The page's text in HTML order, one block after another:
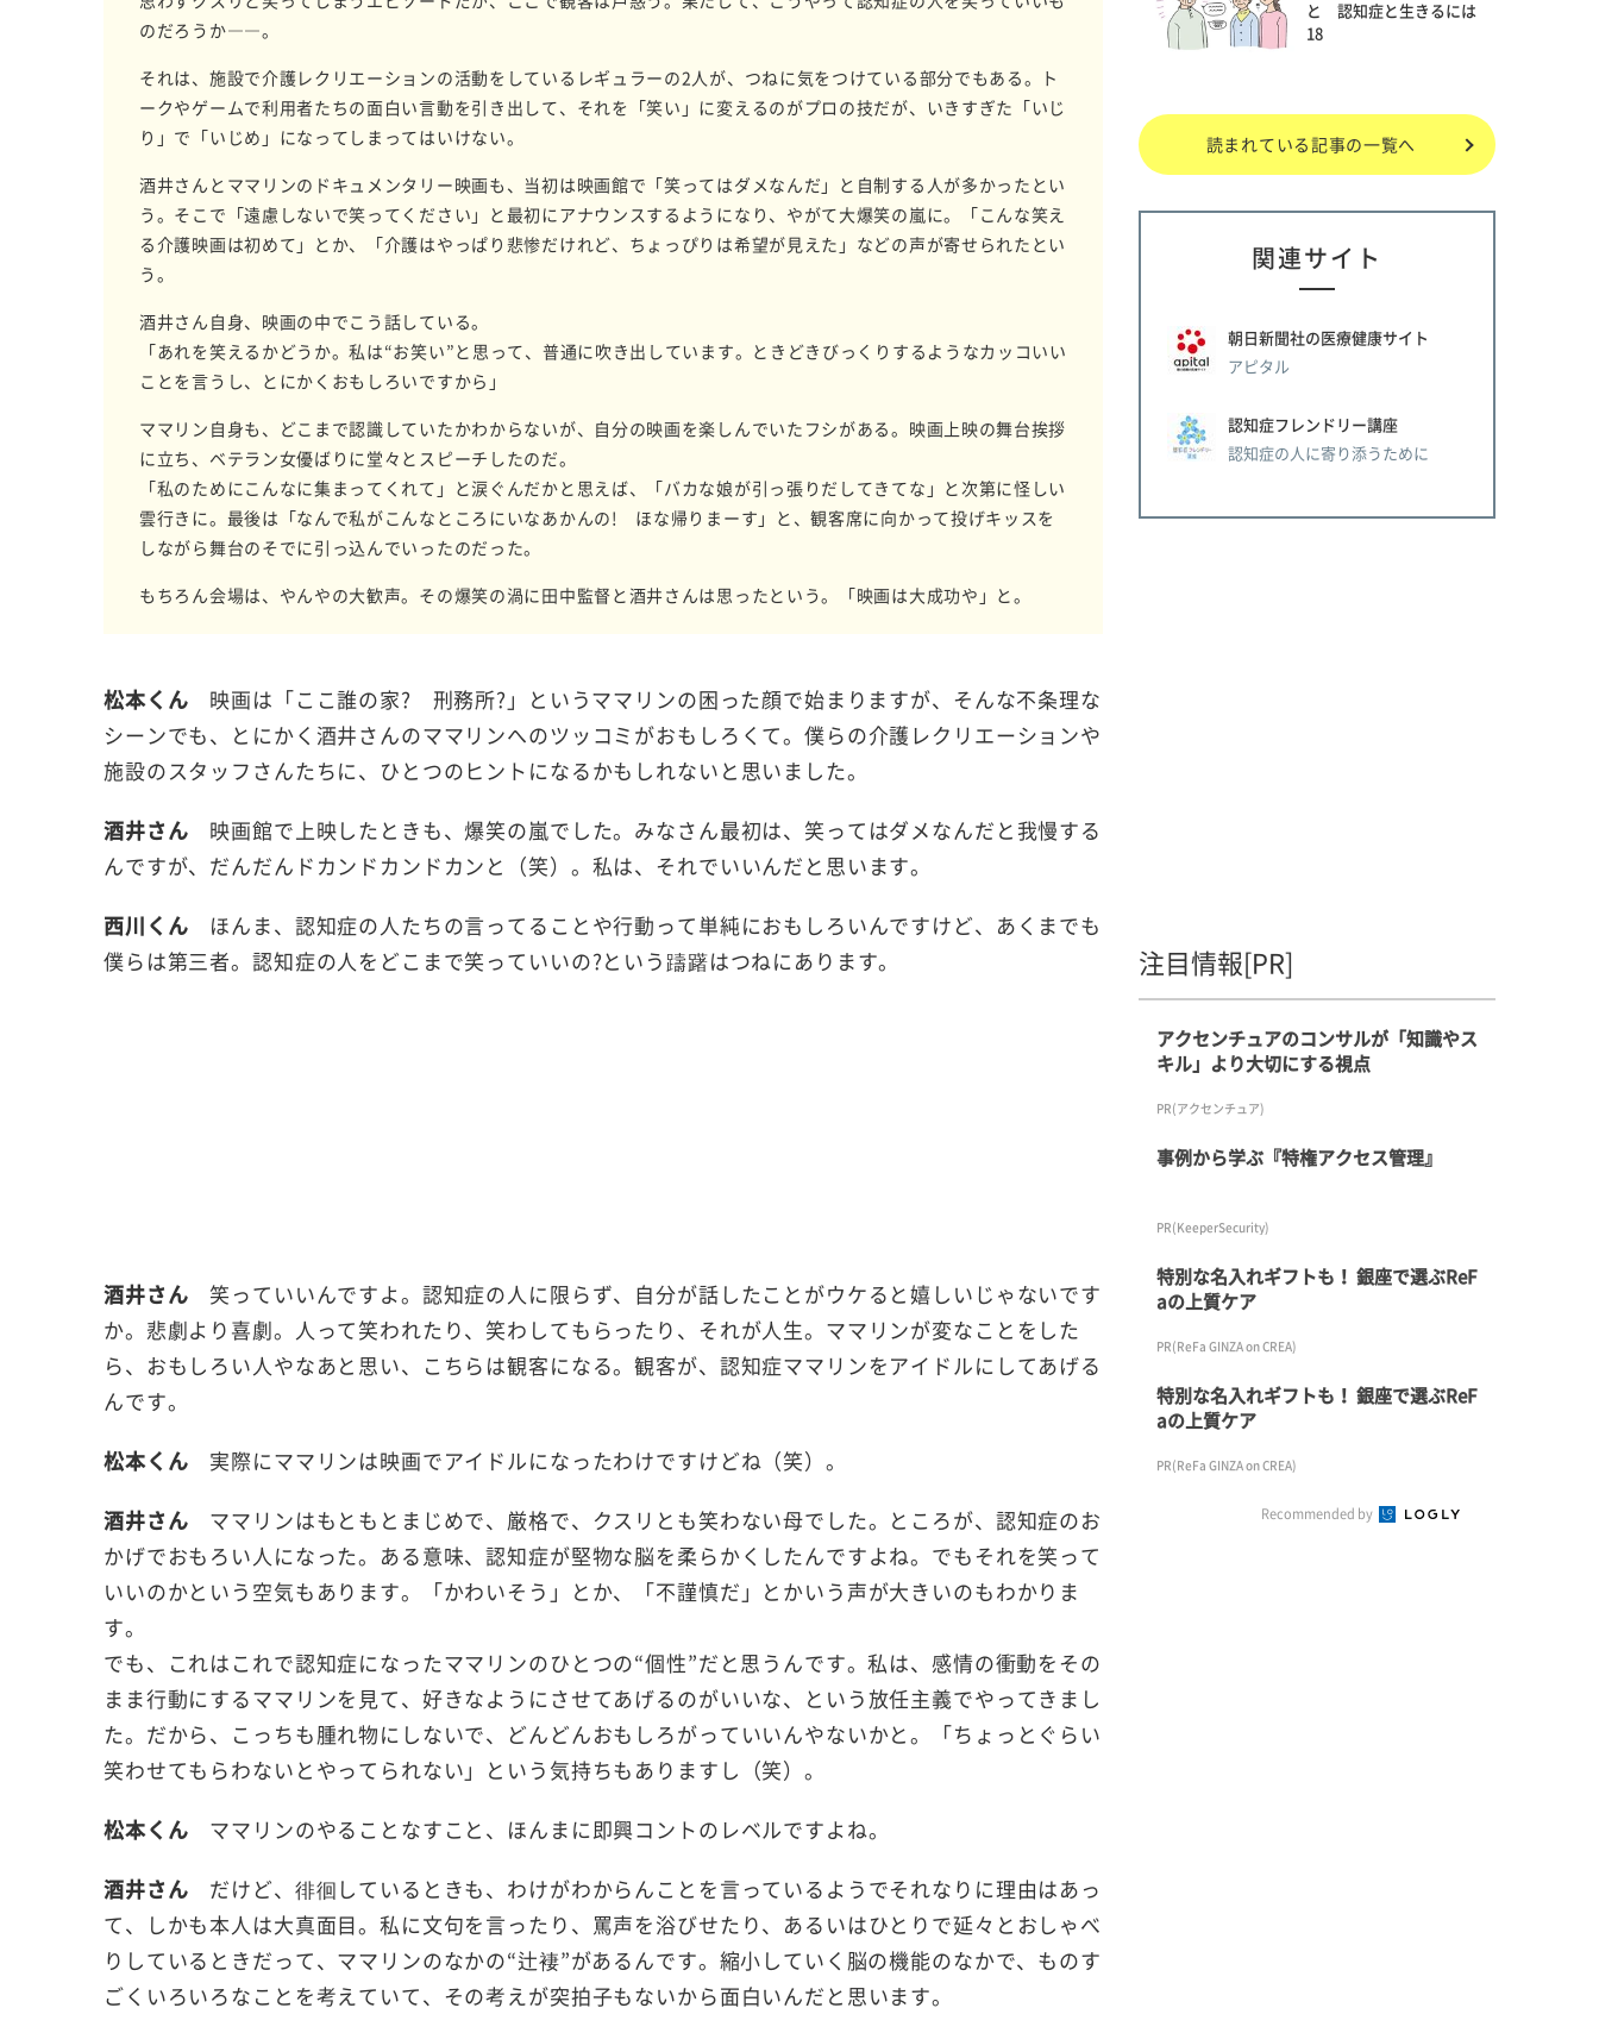
のだろうか――。
それは、施設で介護レクリエーションの活動をしているレギュラーの2人が、つねに気をつけている部分でもある。ト
ークやゲームで利用者たちの面白い言動を引き出して、それを「笑い」に変えるのがプロの技だが、いきすぎた「いじ
り」で「いじめ」になってしまってはいけない。
酒井さんとママリンのドキュメンタリー映画も、当初は映画館で「笑ってはダメなんだ」と自制する人が多かったとい
う。そこで「遠慮しないで笑ってください」と最初にアナウンスするようになり、やがて大爆笑の嵐に。「こんな笑え
る介護映画は初めて」とか、「介護はやっぱり悲惨だけれど、ちょっぴりは希望が見えた」などの声が寄せられたとい
う。
酒井さん自身、映画の中でこう話している。
「あれを笑えるかどうか。私は“お笑い”と思って、普通に吹き出しています。ときどきびっくりするようなカッコいい
ことを言うし、とにかくおもしろいですから」
ママリン自身も、どこまで認識していたかわからないが、自分の映画を楽しんでいたフシがある。映画上映の舞台挨拶
に立ち、ベテラン女優ばりに堂々とスピーチしたのだ。
「私のためにこんなに集まってくれて」と涙ぐんだかと思えば、「バカな娘が引っ張りだしてきてな」と次第に怪しい
雲行きに。最後は「なんで私がこんなところにいなあかんの! ほな帰りまーす」と、観客席に向かって投げキッスを
しながら舞台のそでに引っ込んでいったのだった。
もちろん会場は、やんやの大歓声。その爆笑の渦に田中監督と酒井さんは思ったという。「映画は大成功や」と。
松本くん 映画は「ここ誰の家? 刑務所?」というママリンの困った顔で始まりますが、そんな不条理な
シーンでも、とにかく酒井さんのママリンへのツッコミがおもしろくて。僕らの介護レクリエーションや
施設のスタッフさんたちに、ひとつのヒントになるかもしれないと思いました。
酒井さん 映画館で上映したときも、爆笑の嵐でした。みなさん最初は、笑ってはダメなんだと我慢する
んですが、だんだんドカンドカンドカンと（笑）。私は、それでいいんだと思います。
西川くん ほんま、認知症の人たちの言ってることや行動って単純におもしろいんですけど、あくまでも
僕らは第三者。認知症の人をどこまで笑っていいの?という躊躇はつねにあります。
酒井さん 笑っていいんですよ。認知症の人に限らず、自分が話したことがウケると嬉しいじゃないです
か。悲劇より喜劇。人って笑われたり、笑わしてもらったり、それが人生。ママリンが変なことをした
ら、おもしろい人やなあと思い、こちらは観客になる。観客が、認知症ママリンをアイドルにしてあげる
んです。
松本くん 実際にママリンは映画でアイドルになったわけですけどね（笑）。
酒井さん ママリンはもともとまじめで、厳格で、クスリとも笑わない母でした。ところが、認知症のお
かげでおもろい人になった。ある意味、認知症が堅物な脳を柔らかくしたんですよね。でもそれを笑って
いいのかという空気もあります。「かわいそう」とか、「不謹慎だ」とかいう声が大きいのもわかりま
す。
でも、これはこれで認知症になったママリンのひとつの“個性”だと思うんです。私は、感情の衝動をその
まま行動にするママリンを見て、好きなようにさせてあげるのがいいな、という放任主義でやってきまし
た。だから、こっちも腫れ物にしないで、どんどんおもしろがっていいんやないかと。「ちょっとぐらい
笑わせてもらわないとやってられない」という気持ちもありますし（笑）。
松本くん ママリンのやることなすこと、ほんまに即興コントのレベルですよね。
酒井さん だけど、徘徊しているときも、わけがわからんことを言っているようでそれなりに理由はあっ
て、しかも本人は大真面目。私に文句を言ったり、罵声を浴びせたり、あるいはひとりで延々とおしゃべ
りしているときだって、ママリンのなかの“辻褄”があるんです。縮小していく脳の機能のなかで、ものす
ごくいろいろなことを考えていて、その考えが突拍子もないから面白いんだと思います。
と 認知症と生きるには
18
読まれている記事の一覧へ
関連サイト
朝日新聞社の医療健康サイト
アピタル
認知症フレンドリー講座
認知症の人に寄り添うために
注目情報[PR]
アクセンチュアのコンサルが「知識やス
キル」より大切にする視点
PR(アクセンチュア)
事例から学ぶ『特権アクセス管理』
PR(KeeperSecurity)
特別な名入れギフトも！ 銀座で選ぶReF
aの上質ケア
PR(ReFa GINZA on CREA)
特別な名入れギフトも！ 銀座で選ぶReF
aの上質ケア
PR(ReFa GINZA on CREA)
Recommended by